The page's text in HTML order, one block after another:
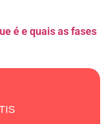
é e quais as fases